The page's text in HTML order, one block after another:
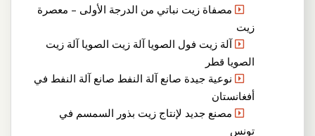
مصفاة زيت نباتي من الدرجة الأولى – معصرة
زيت
آلة زيت فول الصويا آلة زيت الصويا آلة زيت
الصويا قطر
نوعية جيدة صانع آلة النفط صانع آلة النفط في
أفغانستان
مصنع جديد لإنتاج زيت بذور السمسم في
تونس